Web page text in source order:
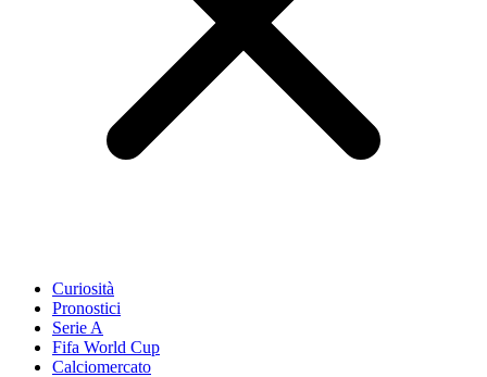
Curiosità
Pronostici
Serie A
Fifa World Cup
Calciomercato